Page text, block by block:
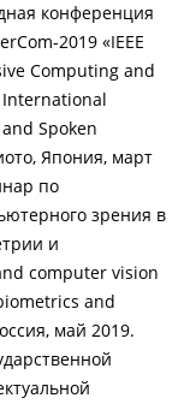
конференция
2019 «IEEE
Computing and
International
Spoken
Япония, март
по
зрения в
и
computer vision
and
май 2019.